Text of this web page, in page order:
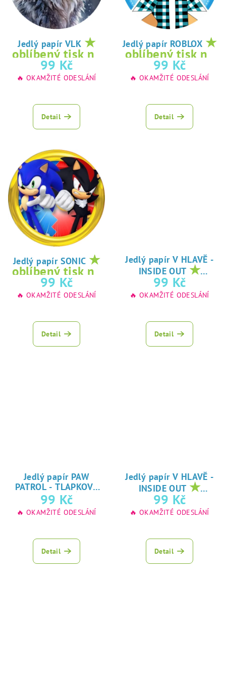
Jedlý papír VLK ★
oblíbený tisk na
jedlý papír
99 Kč
🔥 OKAMŽITÉ ODESLÁNÍ
Detail
Jedlý papír ROBLOX ★
oblíbený tisk na
jedlý papír
99 Kč
🔥 OKAMŽITÉ ODESLÁNÍ
Detail
Jedlý papír SONIC ★
oblíbený tisk na
jedlý papír
99 Kč
🔥 OKAMŽITÉ ODESLÁNÍ
Detail
Jedlý papír V HLAVĚ -
INSIDE OUT ★
oblíbený tisk na
jedlý papír
99 Kč
🔥 OKAMŽITÉ ODESLÁNÍ
Detail
Jedlý papír PAW
PATROL - TLAPKOVÁ
PATROLA★
oblíbený tisk na
jedlý papír
99 Kč
🔥 OKAMŽITÉ ODESLÁNÍ
Detail
Jedlý papír V HLAVĚ -
INSIDE OUT ★
oblíbený tisk na
jedlý papír
99 Kč
🔥 OKAMŽITÉ ODESLÁNÍ
Detail